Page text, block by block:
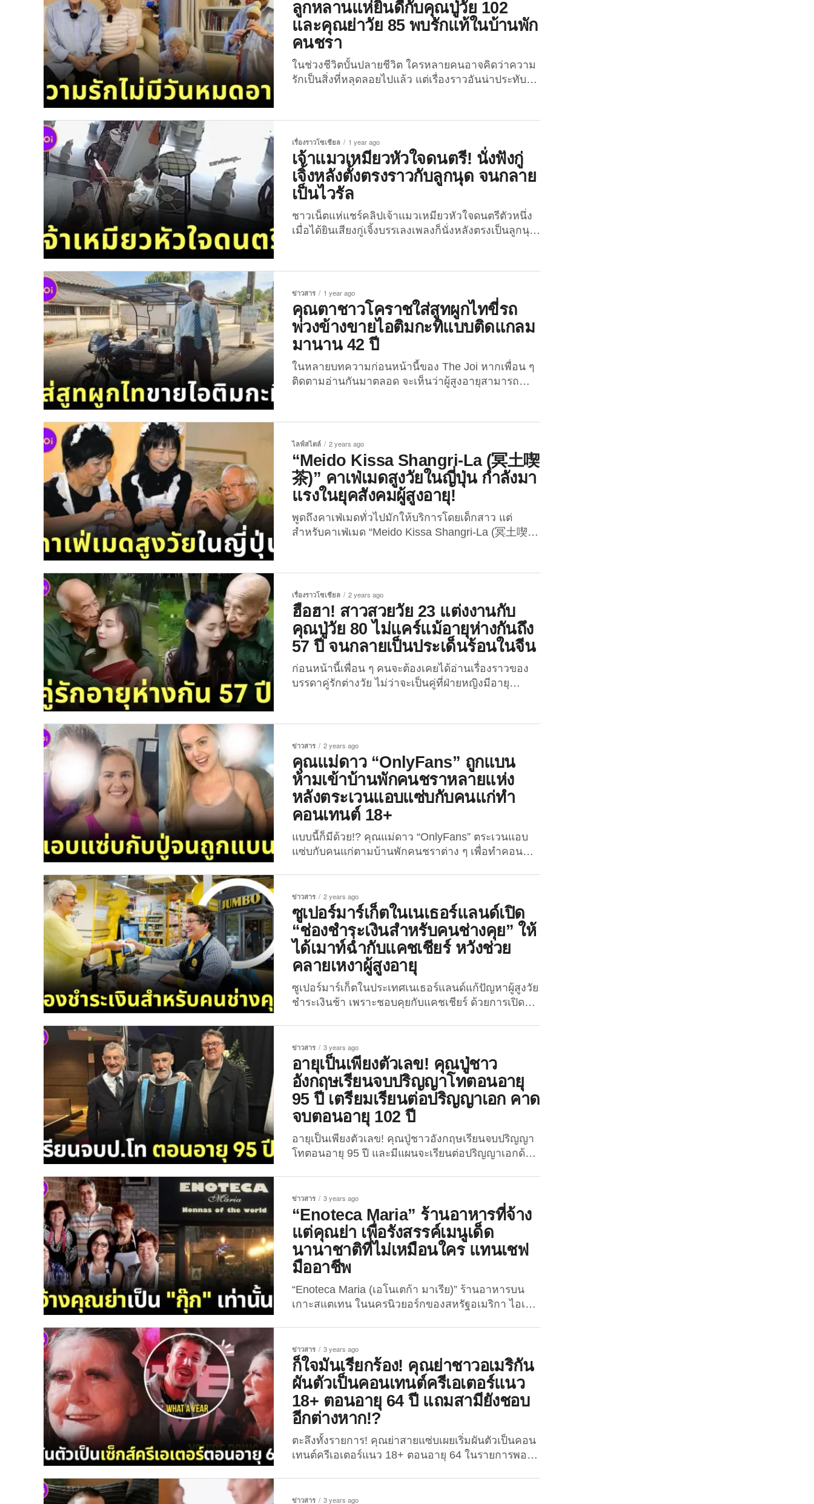
โซเชียลมีเดียแดนมังกร เพราะเขาและเธอทั้งคู่มีอายุ
ห่างกันถึง 57 ปี! โดยฝ่ายหญิงเป็นสาวชาวจีนอายุ 23 ปี
ชื่อว่า “เสี่ยวฟาง (Xiao Fang)” ส่วนฝ่ายชายเป็นชายสูง
วัยอายุ 80...
ลูกหลานแห่ยินดีกับคุณปู่วัย 102
และคุณย่าวัย 85 พบรักแท้ในบ้านพัก
คนชรา
ในช่วงชีวิตบั้นปลายชีวิต ใครหลายคนอาจคิดว่าความ
รักเป็นสิ่งที่หลุดลอยไปแล้ว แต่เรื่องราวอันน่าประทับใจ
นานสักหน่อย แต่มาแน่นอน! อย่างที่เกิดขึ้นกับ “คุณปู่
เจียง” วัย 102 ปี และ “คุณย่าจาง” วัย 85 ปี จากบ้านพัก
คนชราในเมืองอู่ฮั่นของประเทศจีน ที่ได้พิสูจน์ให้ทุกคน
เห็นแล้วว่า “ความรักไม่มีวันหมดอายุ” ...
เรื่องราวโซเชียล 1 year ago
เจ้าแมวเหมียวหัวใจดนตรี! นั่งฟังกู่
เจิ้งหลังตั้งตรงราวกับลูกนุด จนกลาย
เป็นไวรัล
ชาวเน็ตแห่แชร์คลิปเจ้าแมวเหมียวหัวใจดนตรีตัวหนึ่ง
เมื่อได้ยินเสียงกู่เจิ้งบรรเลงเพลงก็นั่งหลังตรงเป็นลูกนุด
ว่า “youronlysourceofserotonin” ได้โพสต์คลิปวิดีโอ
สุดน่ารักที่ทำเอาชาวเน็ตต้องใจละลาย เพราะในคลิป
นั้นเผยให้เห็นภาพของ “เจ้าเหมียว” ตัวหนึ่งที่นั่งฟังเสียง
กู่เจิ้งที่นุดสองคนบรรเลงอย่างตั้งอกตั้งใจ ชนิดที่ว่าหลัง
ตั้งตรงไม่ต่างจากมนุษย์คนหนึ่ง ท่ามกลางบรรยากาศ
อบอุ่นภายในร้านขายเครื่องดนตรีเล็ก ๆ แห่งหนึ่งใน
ประเทศจีน หลังจากคลิปดังกล่าวถูกแชร์ลงบนสื่อ
สังคมออนไลน์จีน ภาพของเจ้าเหมียวตัวนี้ที่ดูอินกับ
เสียงดนตรีก็สร้างความประทับใจและกลายเป็นไวรัลบน
ของคนรักสัตว์...
ข่าวสาร 1 year ago
คุณตาชาวโคราชใส่สูทผูกไทขี่รถ
พ่วงข้างขายไอติมกะทิแบบติดแกลม
มานาน 42 ปี
ในหลายบทความก่อนหน้านี้ของ The Joi หากเพื่อน ๆ
ติดตามอ่านกันมาตลอด จะเห็นว่าผู้สูงอายุสามารถทำ
ชาวโคราชที่กำลังเป็นที่พูดถึงของคนบนโลกโซเชียล
ไทยจำนวนมากในขณะนี้ เพราะคุณตาขายไอติมกะทิ
แบบติดแกลม! แต่แกลมยังไง… ไปดูกันเลย! “นายสา
ยันห์ แววโคกสูง” หรือที่หลายคนรู้จักในชื่อ “พ่อค้า
ไอศกรีมแต่งตัวดี” เขาได้ฉายานี้มาเพราะเขามักใส่เสื้อ
เชิ้ตแขนยาว ผูกไท และในบางวันก็ใส่สูท ขี่รถพ่วงข้าง
ขายไอติมกะทิไปทั่วเมืองโคราช แม้ว่าอายุอานามจะ
มากถึง 74 ปีแล้วก็ตาม โดยทำเช่นนี้มานานกว่า 42...
ไลฟ์สไตล์ 2 years ago
“Meido Kissa Shangri-La (冥土喫
茶)” คาเฟ่เมดสูงวัยในญี่ปุ่น กำลังมา
แรงในยุคสังคมผู้สูงอายุ!
พูดถึงคาเฟ่เมดทั่วไปมักให้บริการโดยเด็กสาว แต่
สำหรับคาเฟ่เมด “Meido Kissa Shangri-La (冥土喫
เข้าสู่สังคมผู้สูงอายุเร็วและนำหน้าหลายประเทศใน
เอเชียมานานแล้ว และไม่มีทีท่าว่าประชากรสูงวัยจะมี
แนวโน้มลดลงด้วย ดังนั้น “Kids Valley” องค์กรไม่
แสวงหาผลกำไร ซึ่งมีการชักชวนให้ผู้สูงอายุและเด็ก ๆ
มาร่วมทำกิจกรรม จึงได้ผุดไอเดียเปิดคาเฟ่เมดแบบ
ใหม่แบบสับ ชื่อว่า “Meido Kissa Shangri-La” ในเมือง
คิริว จังหวัดกุนมะ ประเทศญี่ปุ่น...
เรื่องราวโซเชียล 2 years ago
ฮือฮา! สาวสวยวัย 23 แต่งงานกับ
คุณปู่วัย 80 ไม่แคร์แม้อายุห่างกันถึง
57 ปี จนกลายเป็นประเด็นร้อนในจีน
ก่อนหน้านี้เพื่อน ๆ คนจะต้องเคยได้อ่านเรื่องราวของ
บรรดาคู่รักต่างวัย ไม่ว่าจะเป็นคู่ที่ฝ่ายหญิงมีอายุ
บนโลกออนไลน์ฝั่งจีน เพราะทั้งคู่มีอายุห่างกันถึง 57 ปี!
โดยเรื่องราวความรักของทั้งสองเริ่มต้นขึ้น เมื่อ
“เสี่ยวฟาง” (นามสมมติ) หญิงสาววัย 23 ปีจากมณฑล
เหอเป่ยของจีน ได้บังเอิญได้พบกับ “คุณปู่หลี่” (นาม
สมมติ) ชายชราผู้มีอายุมากถึง 80 ปี ในขณะที่เธอไป
ทำงานเป็นอาสาสมัครดูแลคนแก่ที่อาศัยอยู่...
ข่าวสาร 2 years ago
คุณแม่ดาว “OnlyFans” ถูกแบน
ห้ามเข้าบ้านพักคนชราหลายแห่ง
หลังตระเวนแอบแซ่บกับคนแก่ทำ
คอนเทนต์ 18+
แบบนี้ก็มีด้วย!? คุณแม่ดาว “OnlyFans” ตระเวนแอบ
แซ่บกับคนแก่ตามบ้านพักคนชราต่าง ๆ เพื่อทำคอน
อาชีพหลักเป็นดาว “OnlyFans” กลายเป็นที่พูดถึงของ
สื่อต่าง ๆ และชาวเน็ตในประเทศสหรัฐอเมริกาเป็น
อย่างมากเมื่อช่วงปลายเดือนมีนาคมที่ผ่านมา หลัง
สำนักข่าว “The Mirror...
ข่าวสาร 2 years ago
ซูเปอร์มาร์เก็ตในเนเธอร์แลนด์เปิด
“ช่องชำระเงินสำหรับคนช่างคุย” ให้
ได้เมาท์ฉ่ำกับแคชเชียร์ หวังช่วย
คลายเหงาผู้สูงอายุ
ซูเปอร์มาร์เก็ตในประเทศเนเธอร์แลนด์แก้ปัญหาผู้สูงวัย
ชำระเงินช้า เพราะชอบคุยกับแคชเชียร์ ด้วยการเปิด
ไชส์ยักษ์ใหญ่สัญชาติเนเธอร์แลนด์ ได้เปิดช่องชำระ
เงินแบบใหม่แบบสับที่เรียกว่า “Kletskassa (เคล็ตสกัส
ซ่า)” หรือ “ช่องชำระเงินสำหรับคนช่างคุย” ช่วยให้
ลูกค้าที่ไม่เร่งรีบ ซึ่งส่วนใหญ่คือ กลุ่มผู้สูงอายุ สามารถ
สนทนากับแคชเชียร์ได้ อีกทั้ง ยังช่วยผู้สูงวัยคลายเหงา
และส่งเสริมการสร้างความสัมพันธ์ของคนในชุมชน
ด้วย สาเหตุที่ “Jumbo” เปิดช่องชำระเงินสำหรับคน
ช่างคุยในซูเปอร์มาร์เก็ต ก็เพราะก่อนหน้านี้พวกเขา
ประสบปัญหาคนสูงวัยติดคุยกับแคชเชียร์...
ข่าวสาร 3 years ago
อายุเป็นเพียงตัวเลข! คุณปู่ชาว
อังกฤษเรียนจบปริญญาโทตอนอายุ
95 ปี เตรียมเรียนต่อปริญญาเอก คาด
จบตอนอายุ 102 ปี
อายุเป็นเพียงตัวเลข! คุณปู่ชาวอังกฤษเรียนจบปริญญา
โทตอนอายุ 95 ปี และมีแผนจะเรียนต่อปริญญาเอกด้วย!
เพิ่งจบการศึกษาระดับปริญญาโท สาขาวิชาปรัชญา
ยุโรปสมัยใหม่ จากมหาวิทยาลัยคิงส์ตัน (Kingston
University) ในกรุงลอนดอน ประเทศอังกฤษ เมื่อวันที่ 1
กุมภาพันธ์ที่ผ่านมา หลังจากเรียนจบปริญญาตรีเมื่อ...
ข่าวสาร 3 years ago
“Enoteca Maria” ร้านอาหารที่จ้าง
แต่คุณย่า เพื่อรังสรรค์เมนูเด็ด
นานาชาติที่ไม่เหมือนใคร แทนเชฟ
มืออาชีพ
“Enoteca Maria (เอโนเตก้า มาเรีย)” ร้านอาหารบน
เกาะสแตเทน ในนครนิวยอร์กของสหรัฐอเมริกา ไอเดีย
โดย “โจดี้ สคาราเวลลา (Jody Scaravella)” ชายชาว
อเมริกันเชื้อสายอิตาลี เปลี่ยนร้านอาหารอิตาเลียนของ
ตัวเองให้แตกต่างและไม่เหมือนใครในโลก ด้วยการ
จ้าง “กุ๊ก” หรือ “แม่ครัว”...
ข่าวสาร 3 years ago
ก็ใจมันเรียกร้อง! คุณย่าชาวอเมริกัน
ผันตัวเป็นคอนเทนต์ครีเอเตอร์แนว
18+ ตอนอายุ 64 ปี แถมสามียังชอบ
อีกต่างหาก!?
ตะลึงทั้งรายการ! คุณย่าสายแซ่บเผยเริ่มผันตัวเป็นคอน
เทนต์ครีเอเตอร์แนว 18+ ตอนอายุ 64 ในรายการพอด
ในสหรัฐฯ เลยทีเดียว เมื่อ “ไรอัน พาวนอลล์ (Ryan
ข่าวสาร 3 years ago